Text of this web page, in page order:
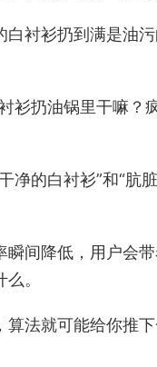
衬衫扔到满是油
衫扔油锅里干嘛？
的白衬衫”和“肮
间降低，用户会
。
法就可能给你推